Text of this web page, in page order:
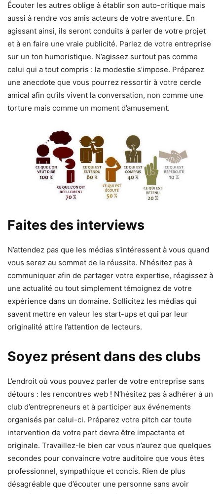
Écouter les autres oblige à établir son auto-critique mais
aussi à rendre vos amis acteurs de votre aventure. En
agissant ainsi, ils seront conduits à parler de votre projet
et à en faire une vraie publicité. Parlez de votre entreprise
sur un ton humoristique. N’agissez surtout pas comme
celui qui a tout compris : la modestie s’impose. Préparez
une anecdote que vous pourrez ressortir à votre cercle
amical afin qu’ils vivent la conversation, non comme une
torture mais comme un moment d’amusement.
Faites des interviews
N’attendez pas que les médias s’intéressent à vous quand
vous serez au sommet de la réussite. N’hésitez pas à
communiquer afin de partager votre expertise, réagissez à
une actualité ou tout simplement témoignez de votre
expérience dans un domaine. Sollicitez les médias qui
savent mettre en valeur les start-ups et qui par leur
originalité attire l’attention de lecteurs.
Soyez présent dans des clubs
L’endroit où vous pouvez parler de votre entreprise sans
détours : les rencontres web ! N’hésitez pas à adhérer à un
club d’entrepreneurs et à participer aux événements
organisés par celui-ci. Préparez votre pitch car toute
intervention de votre part devra être impactante et
originale. Travaillez-le bien car vous n’aurez que quelques
secondes pour convaincre votre auditoire que vous êtes
professionnel, sympathique et concis. Rien de plus
désagréable que d’écouter une personne sans avoir